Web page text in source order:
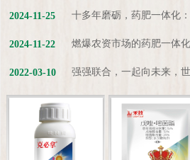
2024-11-25
燃爆农资市场的药肥一体
2024-11-22
2022-03-10